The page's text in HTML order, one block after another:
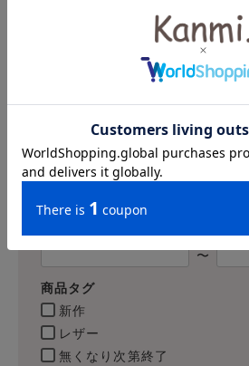
詳細検索
キーワード
〜
商品タグ
新作
レザー
無くなり次第終了